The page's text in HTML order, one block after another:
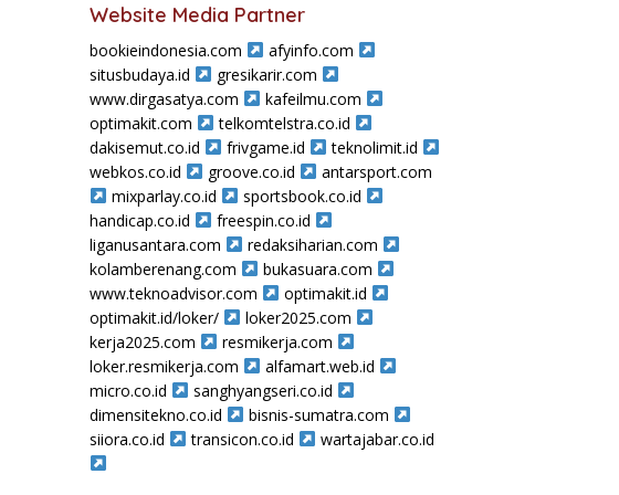
Website Media Partner
bookieindonesia.com
afyinfo.com
situsbudaya.id
gresikarir.com
www.dirgasatya.com
kafeilmu.com
optimakit.com
telkomtelstra.co.id
dakisemut.co.id
frivgame.id
teknolimit.id
webkos.co.id
groove.co.id
antarsport.com
mixparlay.co.id
sportsbook.co.id
handicap.co.id
freespin.co.id
liganusantara.com
redaksiharian.com
kolamberenang.com
bukasuara.com
www.teknoadvisor.com
optimakit.id
optimakit.id/loker/
loker2025.com
kerja2025.com
resmikerja.com
loker.resmikerja.com
alfamart.web.id
micro.co.id
sanghyangseri.co.id
dimensitekno.co.id
bisnis-sumatra.com
siiora.co.id
transicon.co.id wartajabar.co.id